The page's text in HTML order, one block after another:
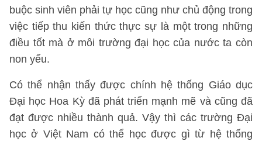
buộc sinh viên phải tự học cũng như chủ động trong
việc tiếp thu kiến thức thực sự là một trong những
điều tốt mà ở môi trường đại học của nước ta còn
non yếu.
Có thể nhận thấy được chính hệ thống Giáo dục
Đại học Hoa Kỳ đã phát triển mạnh mẽ và cũng đã
đạt được nhiều thành quả. Vậy thì các trường Đại
học ở Việt Nam có thể học được gì từ hệ thống